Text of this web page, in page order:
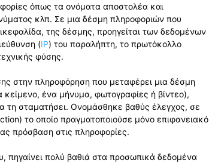
όπως τα ονόματα αποστολέα και
κλπ. Σε μια δέσμη πληροφοριών που
της δέσμης, προηγείται των δεδομένων
(IP) του παραλήπτη, το πρωτόκολλο
φύσης.
στην πληροφόρηση που μεταφέρει μια δέσμη
ένα μήνυμα, φωτογραφίες ή βίντεο),
τη σταματήσει. Ονομάσθηκε βαθύς έλεγχος, σε
το οποίο πραγματοποιούσε μόνο επιφανειακό
πρόσβαση στις πληροφορίες.
πηγαίνει πολύ βαθιά στα προσωπικά δεδομένα